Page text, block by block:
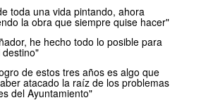
toda una vida pintando, ahora
la obra que siempre quise hacer"
he hecho todo lo posible para
de estos tres años es algo que
atacado la raíz de los problemas
del Ayuntamiento"